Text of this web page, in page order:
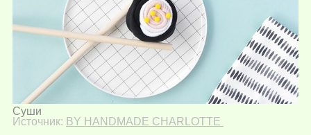
Суши
Источник: BY HANDMADE CHARLOTTE